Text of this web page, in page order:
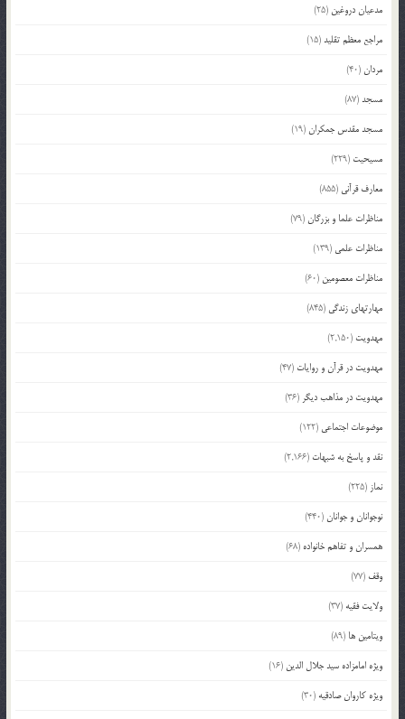
مدعیان دروغین (25)
مراجع معظم تقلید(15)
مردان(40)
مسجد(87)
مسجد مقدس جمکران(19)
مسیحیت (229)
معارف قرآنی (855)
مناظرات علما و بزرگان(79)
مناظرات علمی (139)
مناظرات معصومین (60)
مهارتهای زندگی (845)
مهدویت (2,150)
مهدویت در قرآن و روایات (47)
مهدویت در مذاهب دیگر (36)
موضوعات اجتماعی (122)
نقد و پاسخ به شبهات (2,166)
نماز (225)
نوجوانان و جوانان(440)
همسران و تفاهم خانواده (68)
وقف (77)
ولایت فقیه (37)
ویتامین ها (89)
ویژه امامزاده سید جلال الدین (16)
ویژه کاروان صادقیه (30)